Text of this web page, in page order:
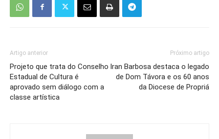
Artigo anterior
Projeto que trata do Conselho
Estadual de Cultura é
aprovado sem diálogo com a
classe artística
Próximo artigo
Iran Barbosa destaca o legado
de Dom Távora e os 60 anos
da Diocese de Propriá